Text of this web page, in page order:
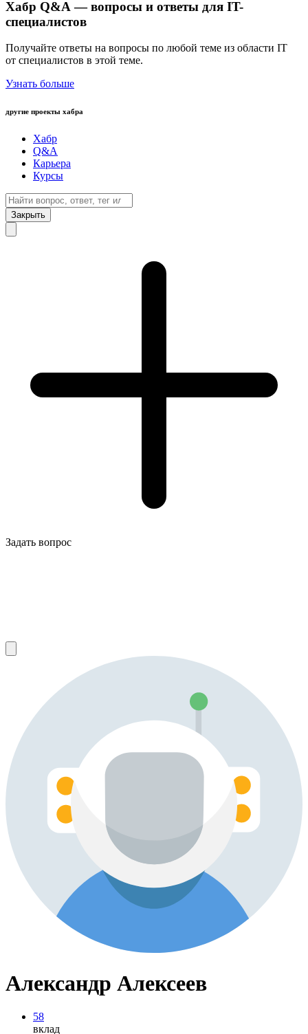
Хабр Q&A — вопросы и ответы для IT-
специалистов
Получайте ответы на вопросы по любой теме из области IT
от специалистов в этой теме.
Узнать больше
другие проекты хабра
Хабр
Q&A
Карьера
Курсы
Закрыть
Задать вопрос
Александр Алексеев
58
вклад